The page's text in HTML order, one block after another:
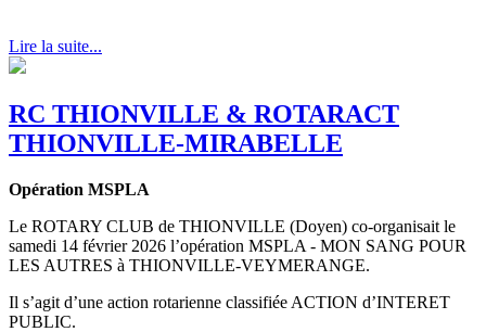
Lire la suite...
RC THIONVILLE & ROTARACT
THIONVILLE-MIRABELLE
Opération MSPLA
Le ROTARY CLUB de THIONVILLE (Doyen) co-organisait le
samedi 14 février 2026 l’opération MSPLA - MON SANG POUR
LES AUTRES à THIONVILLE-VEYMERANGE.
Il s’agit d’une action rotarienne classifiée ACTION d’INTERET
PUBLIC.